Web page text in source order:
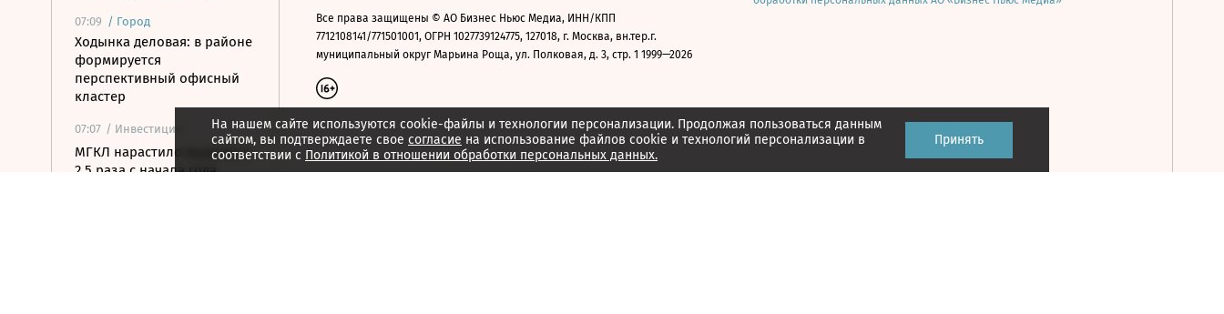
07:09 / Город
Ходынка деловая: в районе
формируется
перспективный офисный
кластер
07:07 / Инвестиции
МГКЛ нарастило выручку в
2,5 раза с начала года
На нашем сайте используются cookie-файлы и технологии персонализации. Продолжая пользоваться данным
сайтом, вы подтверждаете свое согласие на использование файлов cookie и технологий персонализации в
соответствии с Политикой в отношении обработки персональных данных.
Принять
Все права защищены © АО Бизнес Ньюс Медиа, ИНН/КПП
7712108141/771501001, ОГРН 1027739124775, 127018, г. Москва, вн.тер.г.
муниципальный округ Марьина Роща, ул. Полковая, д. 3, стр. 1 1999—2026